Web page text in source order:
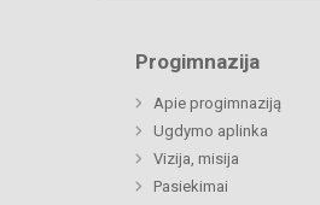
Progimnazija
Apie progimnaziją
Ugdymo aplinka
Vizija, misija
Pasiekimai